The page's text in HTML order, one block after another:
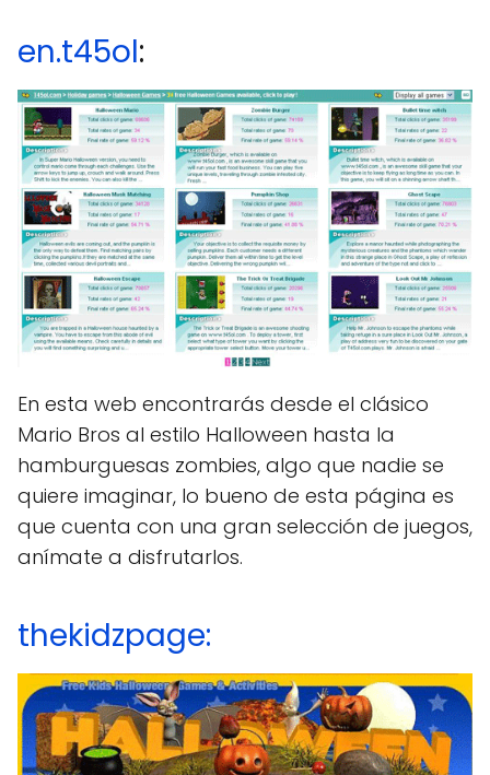
en.t45ol:
En esta web encontrarás desde el clásico
Mario Bros al estilo Halloween hasta la
hamburguesas zombies, algo que nadie se
quiere imaginar, lo bueno de esta página es
que cuenta con una gran selección de juegos,
anímate a disfrutarlos.
thekidzpage: